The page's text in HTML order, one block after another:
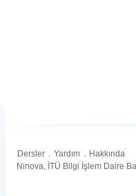
Dersler . Yardım . Hakkında
Ninova, İTÜ Bilgi İşlem Daire